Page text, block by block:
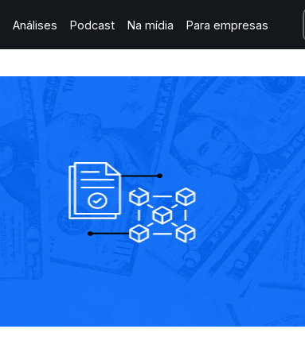
Análises Podcast Na mídia Para empresas